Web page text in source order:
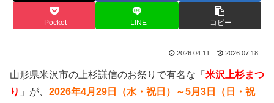
Pocket LINE コピー
2026.04.11 2026.07.18
山形県米沢市の上杉謙信のお祭りで有名な「 米沢上杉まつ
り 」が、 2026年4月29日（水・祝日）～5月3日（日・祝